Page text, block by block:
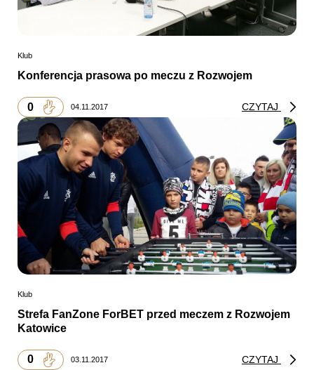
Klub
Konferencja prasowa po meczu z Rozwojem
0 04.11.2017 CZYTAJ
Klub
Strefa FanZone ForBET przed meczem z Rozwojem
Katowice
0 03.11.2017 CZYTAJ